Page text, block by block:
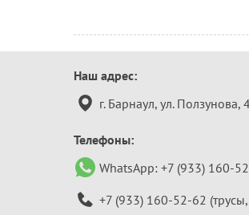
Контактная
информация
Наш адрес:
г. Барнаул, ул. Ползунова,
Телефоны:
WhatsApp: +7 (933) 160-
+7 (933) 160-52-62